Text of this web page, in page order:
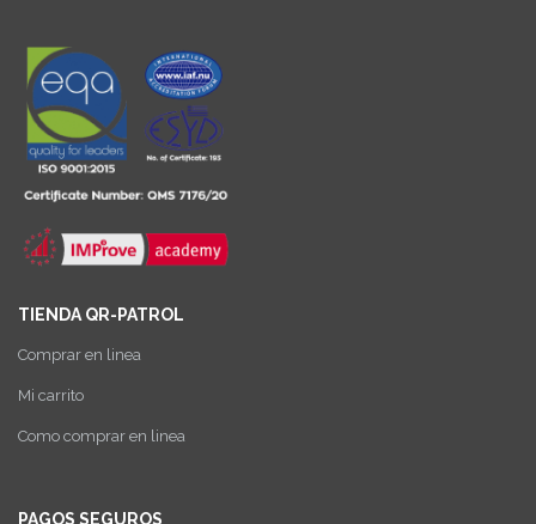
TIENDA QR-PATROL
Comprar en linea
Mi carrito
Como comprar en linea
PAGOS SEGUROS